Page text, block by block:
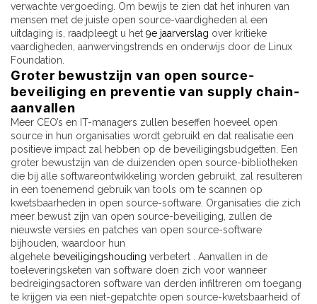
verwachte vergoeding. Om bewijs te zien dat het inhuren van
mensen met de juiste open source-vaardigheden al een
uitdaging is, raadpleegt u het 9e jaarverslag over kritieke
vaardigheden, aanwervingstrends en onderwijs door de Linux
Foundation.
Groter bewustzijn van open source-
beveiliging en preventie van supply chain-
aanvallen
Meer CEO’s en IT-managers zullen beseffen hoeveel open
source in hun organisaties wordt gebruikt en dat realisatie een
positieve impact zal hebben op de beveiligingsbudgetten. Een
groter bewustzijn van de duizenden open source-bibliotheken
die bij alle softwareontwikkeling worden gebruikt, zal resulteren
in een toenemend gebruik van tools om te scannen op
kwetsbaarheden in open source-software. Organisaties die zich
meer bewust zijn van open source-beveiliging, zullen de
nieuwste versies en patches van open source-software
bijhouden, waardoor hun
algehele beveiligingshouding verbetert . Aanvallen in de
toeleveringsketen van software doen zich voor wanneer
bedreigingsactoren software van derden infiltreren om toegang
te krijgen via een niet-gepatchte open source-kwetsbaarheid of